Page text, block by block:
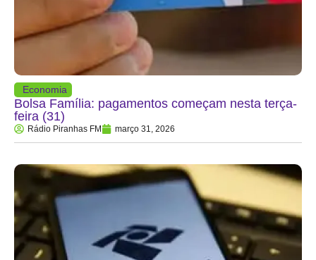
Economia
Bolsa Família: pagamentos começam nesta terça-
feira (31)
Rádio Piranhas FM março 31, 2026